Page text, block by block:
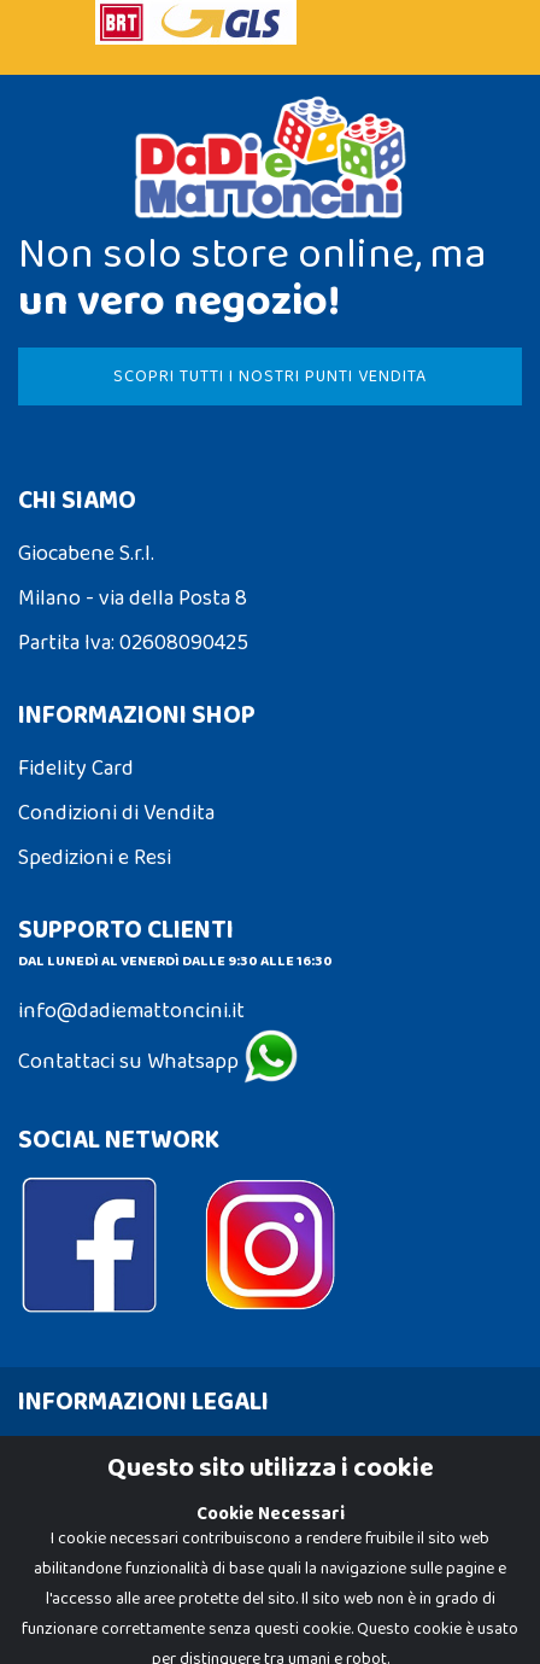
Non solo store online, ma
un vero negozio!
SCOPRI TUTTI I NOSTRI PUNTI VENDITA
CHI SIAMO
Giocabene S.r.l.
Milano - via della Posta 8
Partita Iva: 02608090425
INFORMAZIONI SHOP
Fidelity Card
Condizioni di Vendita
Spedizioni e Resi
SUPPORTO CLIENTI
DAL LUNEDÌ AL VENERDÌ DALLE 9:30 ALLE 16:30
info@dadiemattoncini.it
Contattaci su Whatsapp
SOCIAL NETWORK
INFORMAZIONI LEGALI
Cookie PolicyQuesto sito utilizza i cookie
Cookie Necessari
I cookie necessari contribuiscono a rendere fruibile il sito web
abilitandone funzionalità di base quali la navigazione sulle pagine e
l'accesso alle aree protette del sito. Il sito web non è in grado di
funzionare correttamente senza questi cookie. Questo cookie è usato